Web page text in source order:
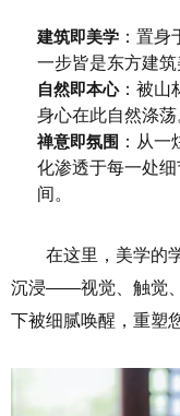
建筑即美学 ：置
一步皆是东方建筑
自然即本心：被山
身心在此自然涤荡
禅意即氛围 ：从
化渗透于每一处
间。
在这里，美学的
沉浸——视觉、触觉
下被细腻唤醒，重塑